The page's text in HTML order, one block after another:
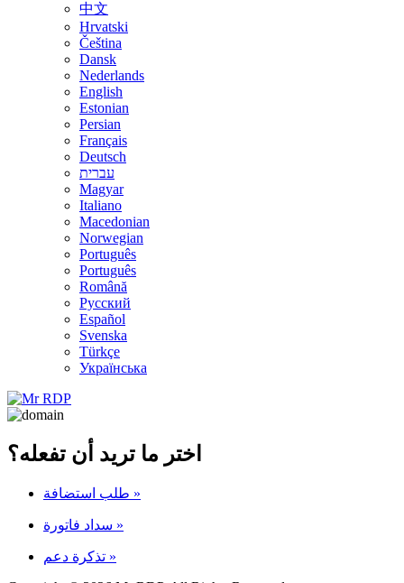
中文
Hrvatski
Čeština
Dansk
Nederlands
English
Estonian
Persian
Français
Deutsch
עברית
Magyar
Italiano
Macedonian
Norwegian
Português
Português
Română
Русский
Español
Svenska
Türkçe
Українська
اختر ما تريد أن تفعله؟
»
»
»